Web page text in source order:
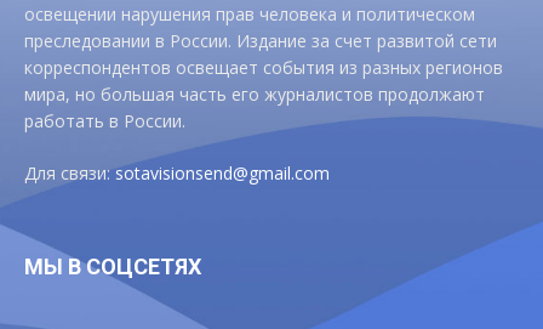
освещении нарушения прав человека и политическом
преследовании в России. Издание за счет развитой сети
корреспондентов освещает события из разных регионов
мира, но большая часть его журналистов продолжают
работать в России.
Для связи:sotavisionsend@gmail.com
МЫ В СОЦСЕТЯХ